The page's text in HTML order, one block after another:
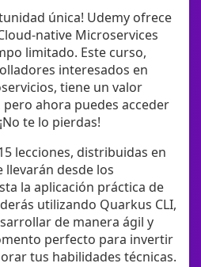
única! Udemy ofrece
native Microservices
limitado. Este curso,
interesados en
tiene un valor
pero ahora puedes acceder
te lo pierdas!
lecciones, distribuidas en
llevarán desde los
la aplicación práctica de
utilizando Quarkus CLI,
de manera ágil y
perfecto para invertir
tus habilidades técnicas.